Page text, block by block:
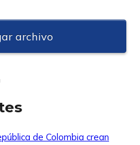
archivo
de Colombia crean